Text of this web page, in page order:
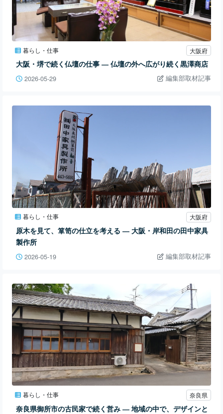
暮らし・仕事 大阪府
大阪・堺で続く仏壇の仕事 ― 仏壇の外へ広がり続く黒澤商店
2026-05-29 編集部取材記事
暮らし・仕事 大阪府
原木を見て、箪笥の仕立を考える ― 大阪・岸和田の田中家具
製作所
2026-05-19 編集部取材記事
暮らし・仕事 奈良県
奈良県御所市の古民家で続く営み ― 地域の中で、デザインと